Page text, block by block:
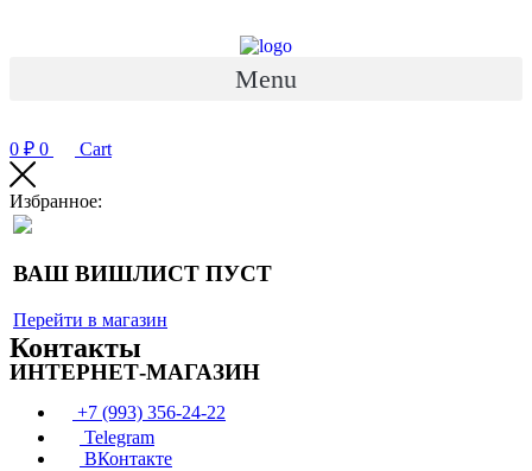
Menu
0 ₽ 0 Cart
Избранное:
ВАШ ВИШЛИСТ ПУСТ
Перейти в магазин
Контакты
ИНТЕРНЕТ-МАГАЗИН
+7 (993) 356-24-22
Telegram
ВКонтакте